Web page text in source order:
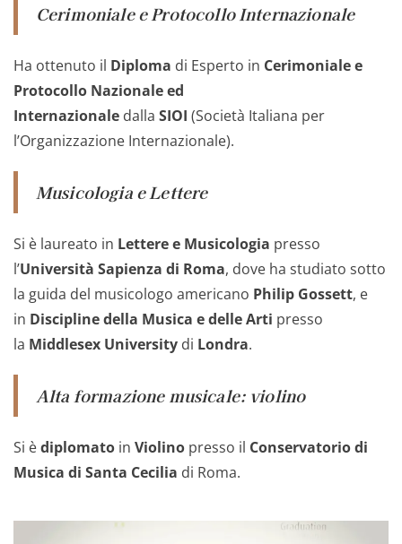
Cerimoniale e Protocollo Internazionale
Ha ottenuto il Diploma di Esperto in Cerimoniale e
Protocollo Nazionale ed
Internazionale dalla SIOI (Società Italiana per
l’Organizzazione Internazionale).
Musicologia e Lettere
Si è laureato in Lettere e Musicologia presso
l’Università Sapienza di Roma, dove ha studiato sotto
la guida del musicologo americano Philip Gossett, e
in Discipline della Musica e delle Arti presso
la Middlesex University di Londra.
Alta formazione musicale: violino
Si èdiplomato in Violino presso il Conservatorio di
Musica di Santa Cecilia di Roma.